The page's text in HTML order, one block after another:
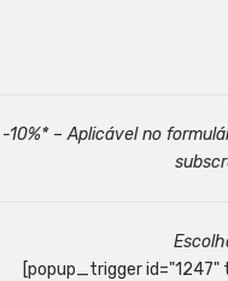
-10%* – Aplicável no
[popup_trigger